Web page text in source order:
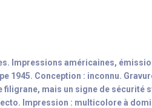
Impressions américaines,
1945. Conception : inconnu.
mais un signe de sécurité
Impression : multicolore à